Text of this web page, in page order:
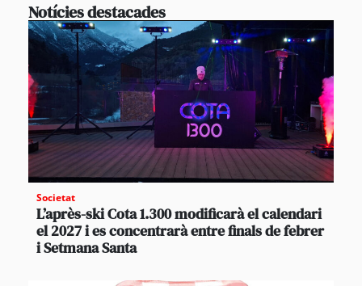
Notícies destacades
Societat
L’après-ski Cota 1.300 modificarà el calendari
el 2027 i es concentrarà entre finals de febrer
i Setmana Santa